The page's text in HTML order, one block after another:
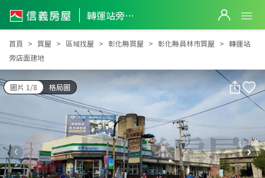
轉運站旁店面建地
轉運站旁店面建地
首頁 買屋 區域找屋 彰化縣買屋 彰化縣員林市買屋
轉運站
旁店面建地
圖片 1/8 格局圖